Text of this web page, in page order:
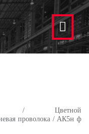
Цветной
проволока/ АК5н ф